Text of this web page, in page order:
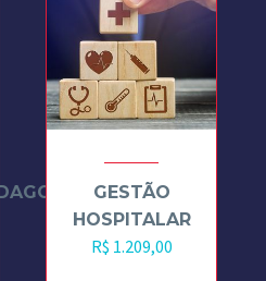
GESTÃO
HOSPITALAR
R$ 1.209,00